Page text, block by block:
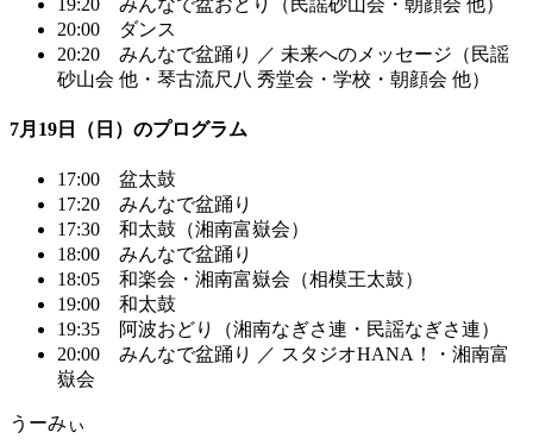
19:20 みんなで盆おどり（民謡砂山会・朝顔会 他）
20:00 ダンス
20:20 みんなで盆踊り ／ 未来へのメッセージ（民謡
砂山会 他・琴古流尺八 秀堂会・学校・朝顔会 他）
7月19日（日）のプログラム
17:00 盆太鼓
17:20 みんなで盆踊り
17:30 和太鼓（湘南富嶽会）
18:00 みんなで盆踊り
18:05 和楽会・湘南富嶽会（相模王太鼓）
19:00 和太鼓
19:35 阿波おどり（湘南なぎさ連・民謡なぎさ連）
20:00 みんなで盆踊り ／ スタジオHANA！・湘南富
嶽会